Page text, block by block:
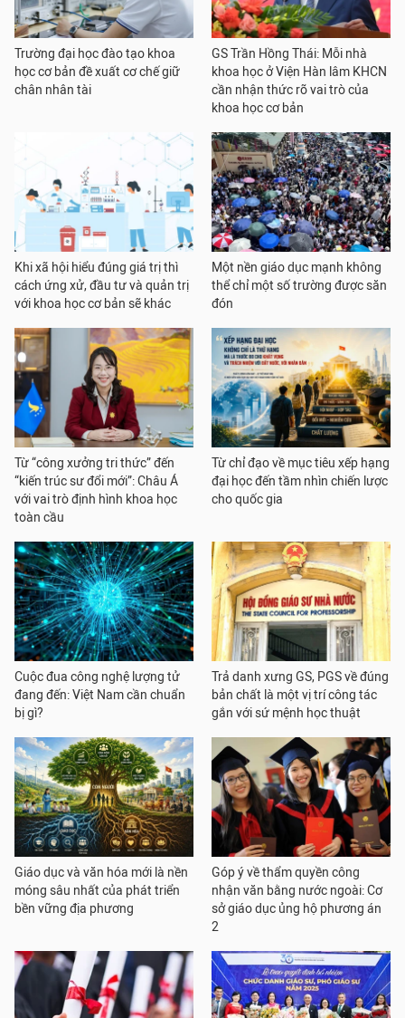
Trường đại học đào tạo khoa
học cơ bản đề xuất cơ chế giữ
chân nhân tài
GS Trần Hồng Thái: Mỗi nhà
khoa học ở Viện Hàn lâm KHCN
cần nhận thức rõ vai trò của
khoa học cơ bản
Khi xã hội hiểu đúng giá trị thì
cách ứng xử, đầu tư và quản trị
với khoa học cơ bản sẽ khác
Một nền giáo dục mạnh không
thể chỉ một số trường được săn
đón
Từ “công xưởng tri thức” đến
“kiến trúc sư đổi mới”: Châu Á
với vai trò định hình khoa học
toàn cầu
Từ chỉ đạo về mục tiêu xếp hạng
đại học đến tầm nhìn chiến lược
cho quốc gia
Cuộc đua công nghệ lượng tử
đang đến: Việt Nam cần chuẩn
bị gì?
Trả danh xưng GS, PGS về đúng
bản chất là một vị trí công tác
gắn với sứ mệnh học thuật
Giáo dục và văn hóa mới là nền
móng sâu nhất của phát triển
bền vững địa phương
Góp ý về thẩm quyền công
nhận văn bằng nước ngoài: Cơ
sở giáo dục ủng hộ phương án
2